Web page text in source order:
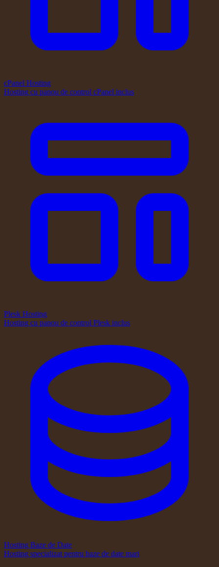
cPanel Hosting
Hosting cu panou de control cPanel inclus
Plesk Hosting
Hosting cu panou de control Plesk inclus
Hosting Baze de Date
Hosting specializat pentru baze de date mari